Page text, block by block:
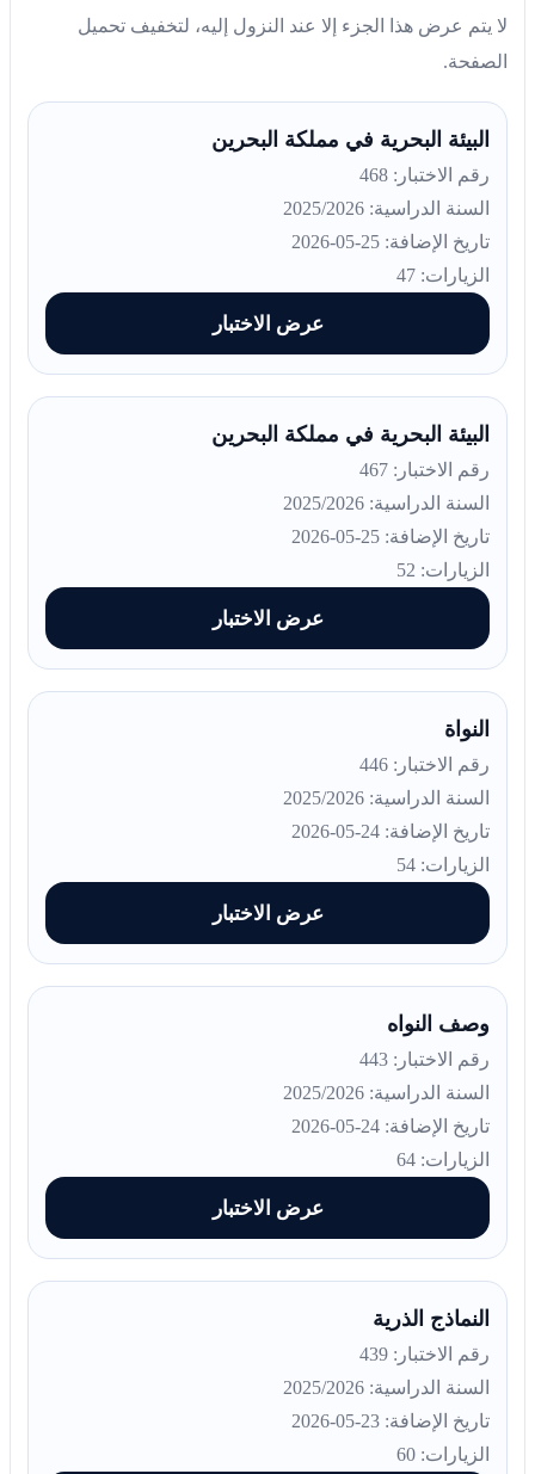
لا يتم عرض هذا الجزء إلا عند النزول إليه، لتخفيف تحميل
الصفحة.
البيئة البحرية في مملكة البحرين
رقم الاختبار: 468
السنة الدراسية: 2025/2026
تاريخ الإضافة: 25-05-2026
الزيارات: 47
عرض الاختبار
البيئة البحرية في مملكة البحرين
رقم الاختبار: 467
السنة الدراسية: 2025/2026
تاريخ الإضافة: 25-05-2026
الزيارات: 52
عرض الاختبار
النواة
رقم الاختبار: 446
السنة الدراسية: 2025/2026
تاريخ الإضافة: 24-05-2026
الزيارات: 54
عرض الاختبار
وصف النواه
رقم الاختبار: 443
السنة الدراسية: 2025/2026
تاريخ الإضافة: 24-05-2026
الزيارات: 64
عرض الاختبار
النماذج الذرية
رقم الاختبار: 439
السنة الدراسية: 2025/2026
تاريخ الإضافة: 23-05-2026
الزيارات: 60